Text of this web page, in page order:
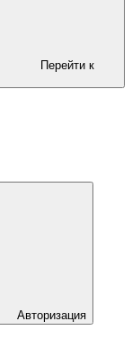
Перейти к
Авторизация